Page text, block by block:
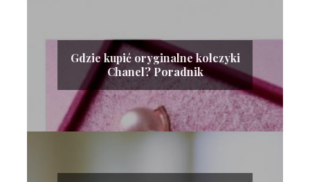
Gdzie kupić oryginalne kolczyki
Chanel? Poradnik